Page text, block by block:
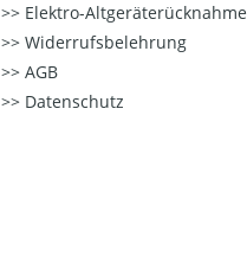
Elektro-Altgeräterücknahme
Widerrufsbelehrung
AGB
Datenschutz